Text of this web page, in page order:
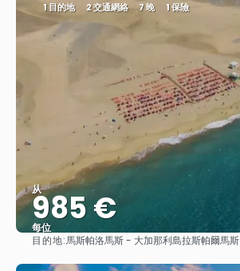
1 目的地 2 交通網絡 7 晚 1 保險
从
985 €
每位
查看
目的地:馬斯帕洛馬斯 - 大加那利島拉斯帕爾馬斯